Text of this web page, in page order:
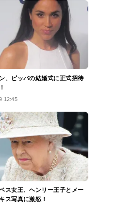
、ピッパの結婚式に正式招待
12:45
ス女王、ヘンリー王子とメー
ス写真に激怒！